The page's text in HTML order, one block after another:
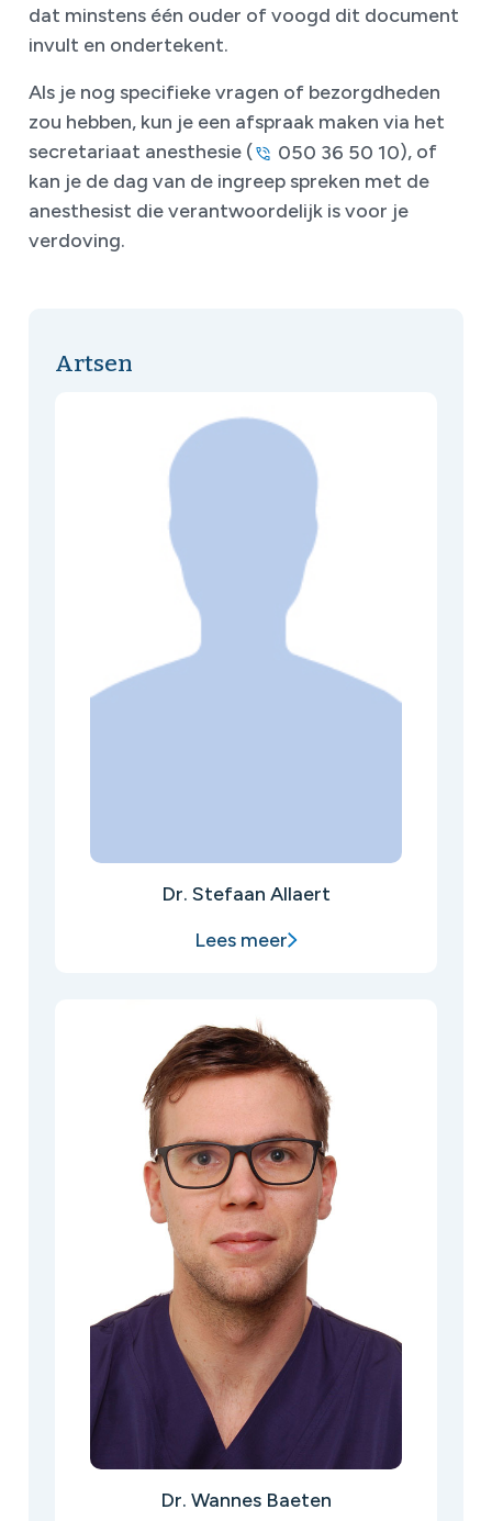
dat minstens één ouder of voogd dit document
invult en ondertekent.
Als je nog specifieke vragen of bezorgdheden
zou hebben, kun je een afspraak maken via het
secretariaat anesthesie (
050 36 50 10), of
kan je de dag van de ingreep spreken met de
anesthesist die verantwoordelijk is voor je
verdoving.
Artsen
Dr. Stefaan Allaert
Lees meer
Dr. Wannes Baeten